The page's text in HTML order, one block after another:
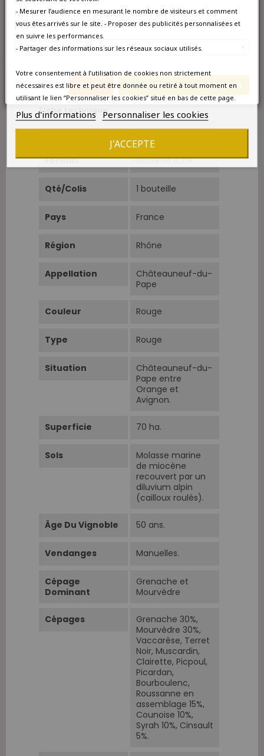
Nos prix et les frais peuvent varier en fonction du
pays/de la région de livraison.
France métropolitaine
Annuler Enregistrer les modifications
jusqu'en 2028-2030.
Le Château de Beaucastel est un des
domaines les plus réputés de Châteauneuf-
d'exception. Retrouvez chez La Bouteille
Dorée lesvins du Château de Beaucastel
en vente actuellement.
Fiche technique
Millésime 2004
Format Bouteille 0.75L
Qté/Colis 1 bouteille
Pays France
Région Rhône
Appellation
Châteauneuf-du-
Pape
Couleur Rouge
Type Rouge
Situation
Châteauneuf-du-
Pape entre
Orange et
Avignon.
Superficie 70 ha.
Sols
Molasse marine
de miocène
recouvert par un
diluvium alpin
(cailloux roulés).
Âge Du Vignoble 50 ans.
Vendanges Manuelles.
Cépage
Dominant
Grenache et
Mourvèdre
Cépages
Grenache 30%,
Mourvèdre 30%,
Vaccarèse, Terret
Noir, Muscardin,
Clairette, Picpoul,
Picardan,
Bourboulenc,
Roussanne en
assemblage 15%,
Counoise 10%,
Syrah 10%, Cinsault
5%.
- Mesurer l’audience en mesurant le nombre de visiteurs et comment
vous êtes arrivés sur le site. - Proposer des publicités personnalisées et
en suivre les performances.
- Partager des informations sur les réseaux sociaux utilisés.
Votre consentement à l’utilisation de cookies non strictement
nécessaires est libre et peut être donnée ou retiré à tout moment en
utilisant le lien “Personnaliser les cookies” situé en bas de cette page.
Plus d'informations Personnaliser les cookies
J'ACCEPTE